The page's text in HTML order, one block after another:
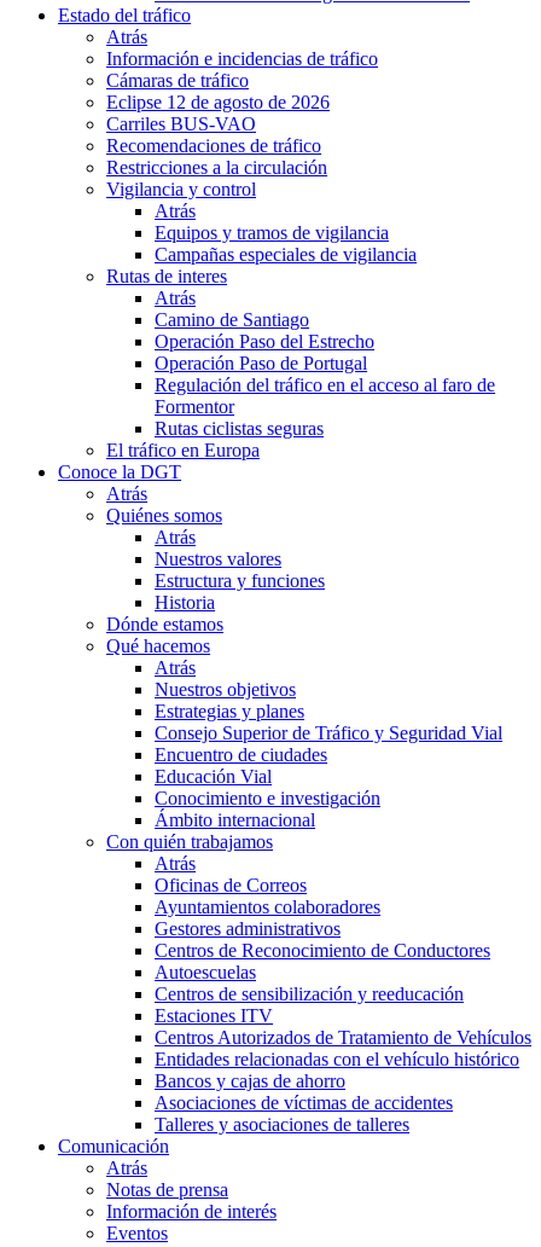
Estado del tráfico
Atrás
Información e incidencias de tráfico
Cámaras de tráfico
Eclipse 12 de agosto de 2026
Carriles BUS-VAO
Recomendaciones de tráfico
Restricciones a la circulación
Vigilancia y control
Atrás
Equipos y tramos de vigilancia
Campañas especiales de vigilancia
Rutas de interes
Atrás
Camino de Santiago
Operación Paso del Estrecho
Operación Paso de Portugal
Regulación del tráfico en el acceso al faro de
Formentor
Rutas ciclistas seguras
El tráfico en Europa
Conoce la DGT
Atrás
Quiénes somos
Atrás
Nuestros valores
Estructura y funciones
Historia
Dónde estamos
Qué hacemos
Atrás
Nuestros objetivos
Estrategias y planes
Consejo Superior de Tráfico y Seguridad Vial
Encuentro de ciudades
Educación Vial
Conocimiento e investigación
Ámbito internacional
Con quién trabajamos
Atrás
Oficinas de Correos
Ayuntamientos colaboradores
Gestores administrativos
Centros de Reconocimiento de Conductores
Autoescuelas
Centros de sensibilización y reeducación
Estaciones ITV
Centros Autorizados de Tratamiento de Vehículos
Entidades relacionadas con el vehículo histórico
Bancos y cajas de ahorro
Asociaciones de víctimas de accidentes
Talleres y asociaciones de talleres
Comunicación
Atrás
Notas de prensa
Información de interés
Eventos